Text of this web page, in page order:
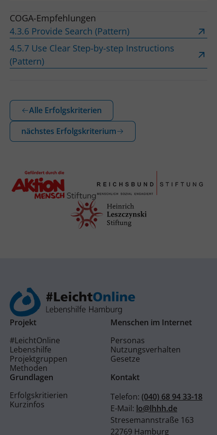
COGA-Empfehlungen
4.3.6 Provide Search (Pattern)
4.5.7 Use Clear Step-by-step Instructions
(Pattern)
Alle Erfolgskriterien
nächstes Erfolgskriterium
Projekt
#LeichtOnline
Lebenshilfe
Projektgruppen
Methoden
Menschen im Internet
Personas
Nutzungsverhalten
Gesetze
Grundlagen
Erfolgskritierien
Kurzinfos
Kontakt
Telefon: (040) 68 94 33-18
E-Mail: lo@lhhh.de
Stresemannstraße 163
22769 Hamburg